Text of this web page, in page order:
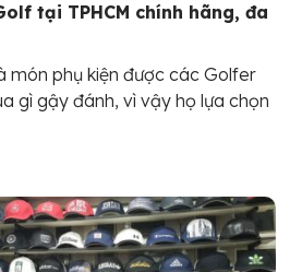
tại TPHCM chính hãng, đa
món phụ kiện được các Golfer
gì gậy đánh, vì vậy họ lựa chọn